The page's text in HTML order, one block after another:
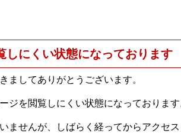
しにくい状態になっております
ましてありがとうございます。
ジを閲覧しにくい状態になっております
ませんが、しばらく経ってからアクセ